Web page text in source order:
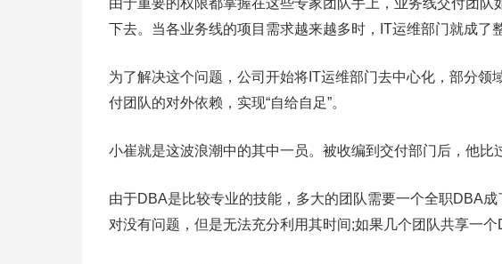
由于重要的权限都掌握在这些专家团队手上，业务线交付团
下去。当各业务线的项目需求越来越多时，IT运维部门就成了
为了解决这个问题，公司开始将IT运维部门去中心化，部分领
付团队的对外依赖，实现“自给自足”。
小崔就是这波浪潮中的其中一员。被收编到交付部门后，他比
由于DBA是比较专业的技能，多大的团队需要一个全职DBA
对没有问题，但是无法充分利用其时间;如果几个团队共享一个